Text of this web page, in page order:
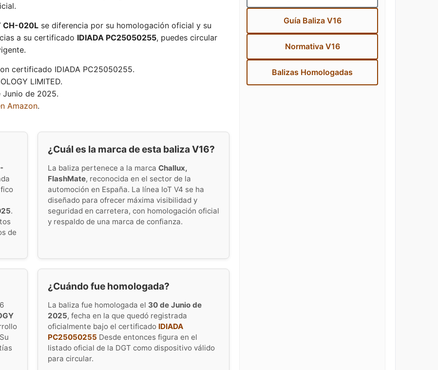
CH-020L se diferencia por su homologación oficial y su
a su certificado IDIADA PC25050255, puedes circular
certificado IDIADA PC25050255.
LIMITED.
Junio de 2025.
Amazon.
.
de
¿Cuál es la marca de esta baliza V16?
La baliza pertenece a la marca Challux,
FlashMate, reconocida en el sector de la
automoción en España. La línea IoT V4 se ha
diseñado para ofrecer máxima visibilidad y
seguridad en carretera, con homologación oficial
y respaldo de una marca de confianza.
¿Cuándo fue homologada?
La baliza fue homologada el 30 de Junio de
2025, fecha en la que quedó registrada
oficialmente bajo el certificado IDIADA
PC25050255 Desde entonces figura en el
listado oficial de la DGT como dispositivo válido
para circular.
Guía Baliza V16
Normativa V16
Balizas Homologadas